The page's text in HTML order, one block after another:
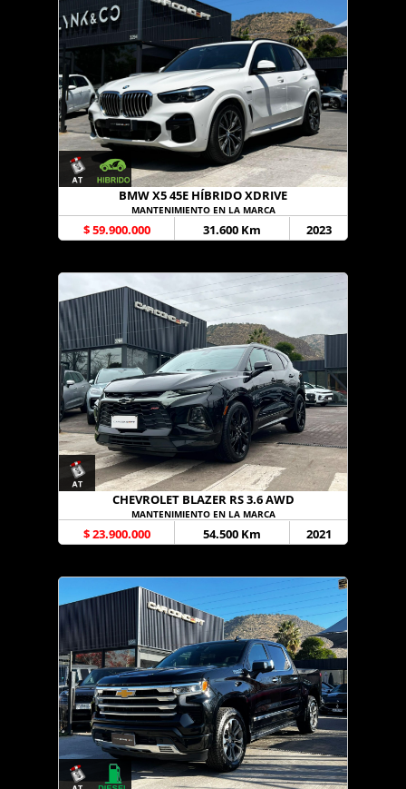
BMW X5 45E HÍBRIDO XDRIVE
MANTENIMIENTO EN LA MARCA
$ 59.900.000 31.600 Km 2023
CHEVROLET BLAZER RS 3.6 AWD
MANTENIMIENTO EN LA MARCA
$ 23.900.000 54.500 Km 2021